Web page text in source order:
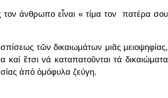
άνθρωπο εἶναι « τίμα τον πατέρα σου
τῶν δικαιωμάτων μιᾶς μειοψηφίας,
ἔτσι νά καταπατοῦνται τά δικαιώματα
ἀπό ὁμόφυλα ζεύγη.